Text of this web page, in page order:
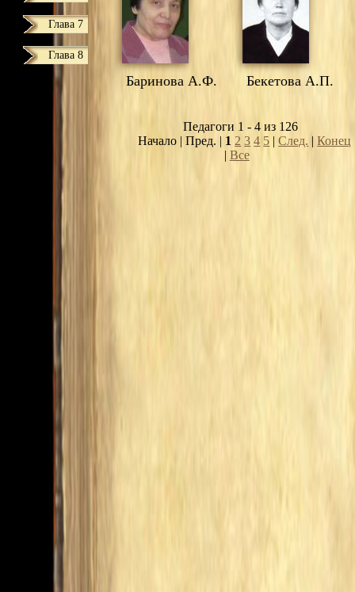
Глава 7
Глава 8
Баринова А.Ф. Бекетова А.П.
Педагоги 1 - 4 из 126
Начало | Пред. | 1 2 3 4 5 |След. |Конец
| Все